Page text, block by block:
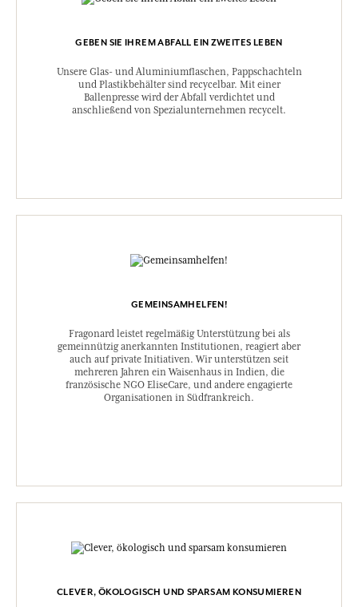
GEBEN SIE IHREM ABFALL EIN ZWEITES LEBEN
Unsere Glas- und Aluminiumflaschen, Pappschachteln
und Plastikbehälter sind recycelbar. Mit einer
Ballenpresse wird der Abfall verdichtet und
anschließend von Spezialunternehmen recycelt.
GEMEINSAMHELFEN!
Fragonard leistet regelmäßig Unterstützung bei als
gemeinnützig anerkannten Institutionen, reagiert aber
auch auf private Initiativen. Wir unterstützen seit
mehreren Jahren ein Waisenhaus in Indien, die
französische NGO EliseCare, und andere engagierte
Organisationen in Südfrankreich.
CLEVER, ÖKOLOGISCH UND SPARSAM KONSUMIEREN